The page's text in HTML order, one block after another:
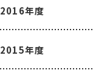
2016年度
2015年度